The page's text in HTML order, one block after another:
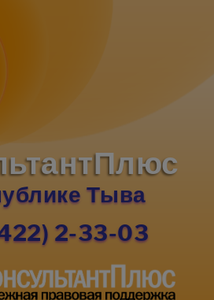
Тыва
2-33-03